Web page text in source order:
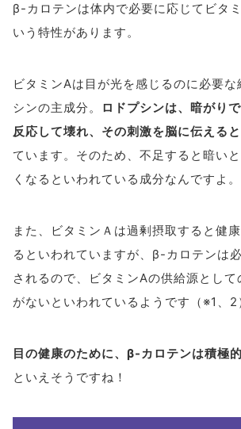
β-カロテンは体内で必要に応じてビタ
いう特性があります。
ビタミンAは目が光を感じるのに必要
シンの主成分。
ロドプシンは、暗がり
反応して壊れ、その刺激を脳に伝える
ています。そのため、不足すると暗い
くなるといわれている成分なんですよ。
また、ビタミンＡは過剰摂取すると健
るといわれていますが、β-カロテンは
されるので、ビタミンAの供給源とし
がないといわれているようです（※1、2
目の健康のために、β-カロテンは積極
といえそうですね！